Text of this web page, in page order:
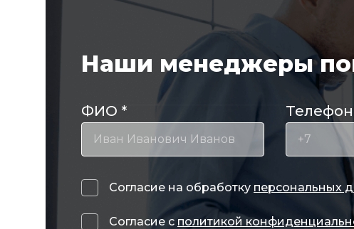
Наши менеджеры
ФИО * Телефон
Согласие на обработку персональных
Согласие с политикой